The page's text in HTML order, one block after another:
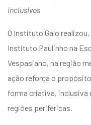
inclusivos
O Instituto Galo
Instituto Paulinho na
Vespasiano, na região
ação reforça o
forma criativa, inclusiva
regiões periféricas.